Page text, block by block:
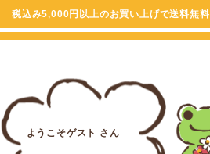
税込み5,000円以上のお買い上げで送料無料
ようこそゲスト さん